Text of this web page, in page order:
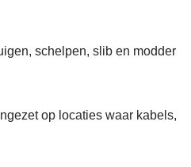
schelpen, slib en modder
op locaties waar kabels,